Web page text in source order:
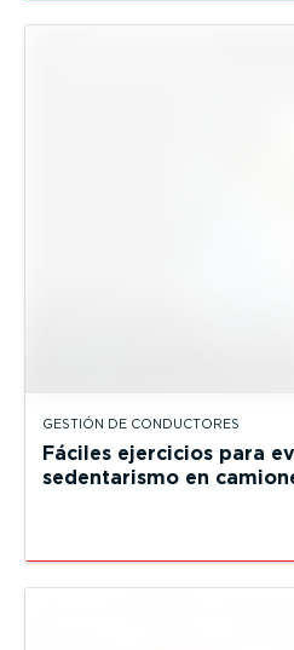
GESTIÓN DE CONDUCTORES
Fáciles ejercicios para
sedentarismo en